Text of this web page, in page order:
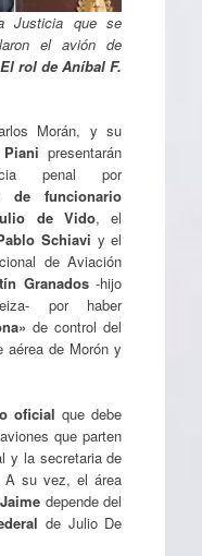
Justicia que se
el avión de
El rol de Aníbal F.
Morán, y su
Pianipresentarán
penal por
de funcionario
de Vido, el
Schiavi y el
de Aviación
Granados-hijo
por haber
de control del
de Morón y
oficialque debe
que parten
y la secretaria de
A su vez, el área
depende del
de Julio De